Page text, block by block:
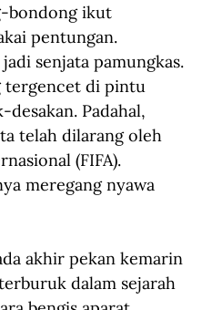
bondong ikut
pentungan.
senjata pamungkas.
tergencet di pintu
Padahal,
telah dilarang oleh
(FIFA).
meregang nyawa
akhir pekan kemarin
dalam sejarah